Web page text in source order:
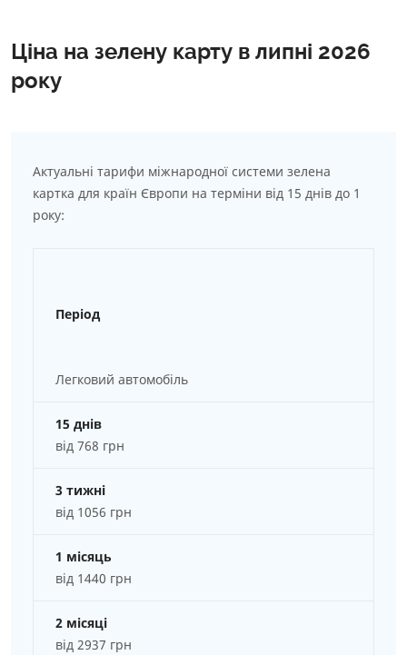
Ціна на зелену карту в липні 2026
року
Актуальні тарифи міжнародної системи зелена
картка для країн Європи на терміни від 15 днів до 1
року:
Період
Легковий автомобіль
15 днів
від 768 грн
3 тижні
від 1056 грн
1 місяць
від 1440 грн
2 місяці
від 2937 грн